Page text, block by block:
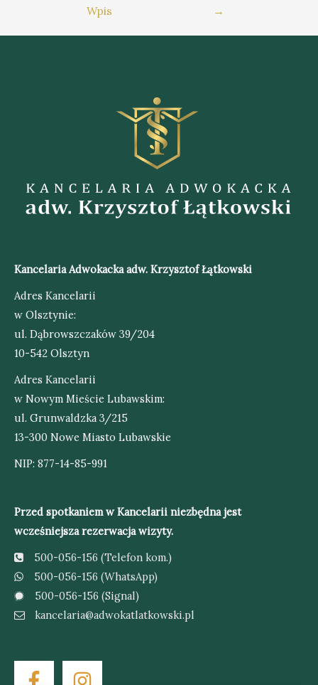
Wpis
→
Kancelaria Adwokacka adw. Krzysztof Łątkowski
Adres Kancelarii
w Olsztynie:
ul. Dąbrowszczaków 39/204
10-542 Olsztyn
Adres Kancelarii
w Nowym Mieście Lubawskim:
ul. Grunwaldzka 3/215
13-300 Nowe Miasto Lubawskie
NIP: 877-14-85-991
Przed spotkaniem w Kancelarii niezbędna jest
wcześniejsza rezerwacja wizyty.
500-056-156 (Telefon kom.)
500-056-156 (WhatsApp)
500-056-156 (Signal)
kancelaria@adwokatlatkowski.pl